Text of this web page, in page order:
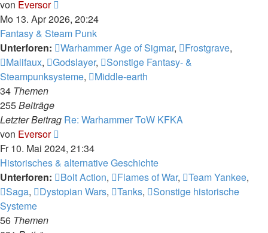
von Eversor
Beitrag
Mo 13. Apr 2026, 20:24
Fantasy & Steam Punk
Unterforen:
Warhammer Age of Sigmar, Frostgrave,
Malifaux, Godslayer,
Sonstige Fantasy- &
Steampunksysteme,
Middle-earth
34 Themen
255Beiträge
Letzter Beitrag Re: Warhammer ToW KFKA
von Eversor
Beitrag
Fr 10. Mai 2024, 21:34
Historisches & alternative Geschichte
Unterforen:
Bolt Action, Flames of War, Team Yankee,
Saga, Dystopian Wars, Tanks,
Sonstige historische
Systeme
56 Themen